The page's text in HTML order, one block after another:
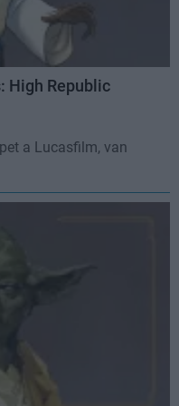
High Republic
a Lucasfilm, van